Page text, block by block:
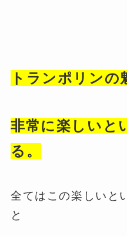
トランポリンの
非常に楽しいと
る。
全てはこの楽しいと
と